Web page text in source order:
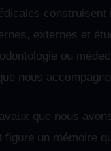
construisent
externes et
ou
nous
que nous
figure un mémoire